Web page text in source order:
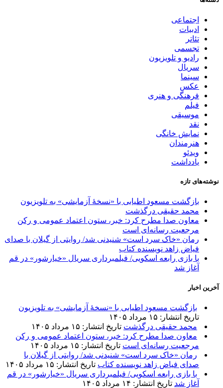
اجتماعی
ادبیات
تئاتر
تجسمی
رادیو و تلویزیون
سریال
سینما
عکس
فرهنگی و هنری
فیلم
موسیقی
نقد
نمایش خانگی
هنرمندان
ویدئو
یادداشت
نوشته‌های تازه
بازگشت مسعود اطیابی با «نسخهٔ آزمایشی» به تلویزیون
محمد حقیقی درگذشت
معاون صدا مطرح کرد: خبر، ستون اعتماد عمومی و رکن
مرجعیت رسانه‌ای است
رمان «خاک سرد است» شنیدنی شد/ روایتی از گیلان با صدای
فیاض زاهد نویسنده کتاب
با بازی رابعه اسکویی/ فیلمبرداری سریال «خیارشور» در قم
آغاز شد
آخرین اخبار
بازگشت مسعود اطیابی با «نسخهٔ آزمایشی» به تلویزیون
تاریخ انتشار: ۱۵ مرداد ۱۴۰۵
محمد حقیقی درگذشت تاریخ انتشار: ۱۵ مرداد ۱۴۰۵
معاون صدا مطرح کرد: خبر، ستون اعتماد عمومی و رکن
مرجعیت رسانه‌ای است تاریخ انتشار: ۱۵ مرداد ۱۴۰۵
رمان «خاک سرد است» شنیدنی شد/ روایتی از گیلان با
صدای فیاض زاهد نویسنده کتاب تاریخ انتشار: ۱۵ مرداد ۱۴۰۵
با بازی رابعه اسکویی/ فیلمبرداری سریال «خیارشور» در قم
آغاز شد تاریخ انتشار: ۱۴ مرداد ۱۴۰۵